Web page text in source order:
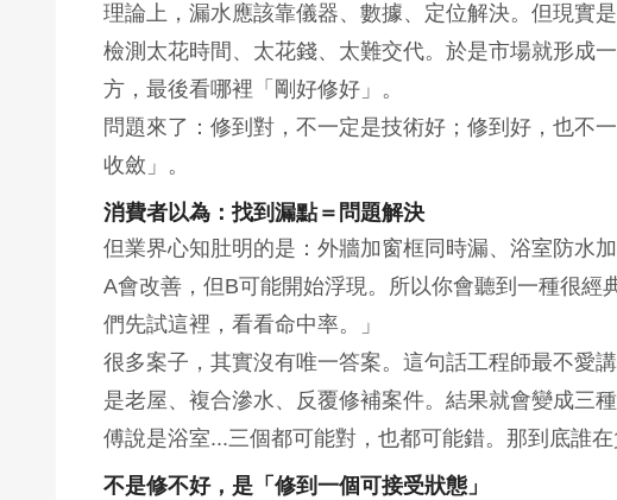
理論上，漏水應該靠儀器、數據、定位解決。但現實
檢測太花時間、太花錢、太難交代。於是市場就形成
方，最後看哪裡「剛好修好」。
問題來了：修到對，不一定是技術好；修到好，也不
收斂」。
消費者以為：找到漏點＝問題解決
但業界心知肚明的是：外牆加窗框同時漏、浴室防水
A會改善，但B可能開始浮現。所以你會聽到一種很
們先試這裡，看看命中率。」
很多案子，其實沒有唯一答案。這句話工程師最不愛
是老屋、複合滲水、反覆修補案件。結果就會變成三
傅說是浴室...三個都可能對，也都可能錯。那到底誰在
不是修不好，是「修到一個可接受狀態」